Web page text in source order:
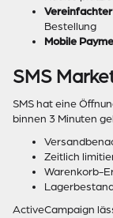
Bestellung
Mobile
SMS
SMS hat eine
binnen 3 Minuten
Zeitlich
Warenkorb-
ActiveCampaign